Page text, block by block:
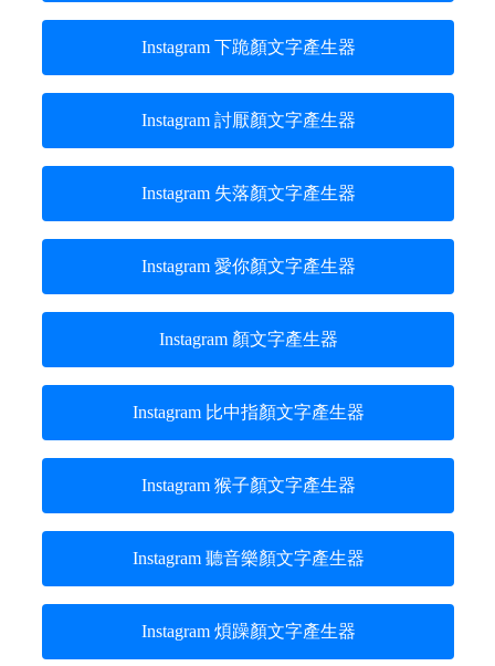
Instagram 下跪顏文字產生器
Instagram 討厭顏文字產生器
Instagram 失落顏文字產生器
Instagram 愛你顏文字產生器
Instagram 顏文字產生器
Instagram 比中指顏文字產生器
Instagram 猴子顏文字產生器
Instagram 聽音樂顏文字產生器
Instagram 煩躁顏文字產生器